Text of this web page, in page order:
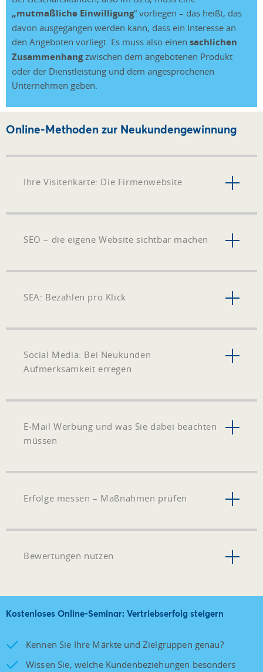
„mutmaßliche Einwilligung“ vorliegen – das heißt, das
davon ausgegangen werden kann, dass ein Interesse an
den Angeboten vorliegt. Es muss also einen sachlichen
Zusammenhangzwischen dem angebotenen Produkt
oder der Dienstleistung und dem angesprochenen
Unternehmen geben.
Online-Methoden zur Neukundengewinnung
Ihre Visitenkarte: Die Firmenwebsite
SEO – die eigene Website sichtbar machen
SEA: Bezahlen pro Klick
Social Media: Bei Neukunden
Aufmerksamkeit erregen
E-Mail Werbung und was Sie dabei beachten
müssen
Erfolge messen – Maßnahmen prüfen
Bewertungen nutzen
Kostenloses Online-Seminar: Vertriebserfolg steigern
Kennen Sie Ihre Märkte und Zielgruppen genau?
Wissen Sie, welche Kundenbeziehungen besonders